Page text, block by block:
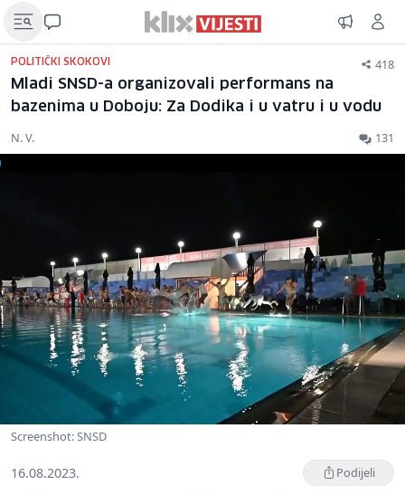
POLITIČKI SKOKOVI 418
Mladi SNSD-a organizovali performans na
bazenima u Doboju: Za Dodika i u vatru i u vodu
N. V. 131
Screenshot: SNSD
16.08.2023. Podijeli